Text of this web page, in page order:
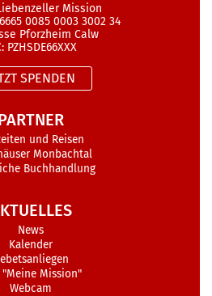
Mission
0085 0003 3002 34
Pforzheim Calw
PZHSDE66XXX
SPENDEN
und Reisen
Monbachtal
Buchhandlung
News
Kalender
"Meine Mission"
Webcam